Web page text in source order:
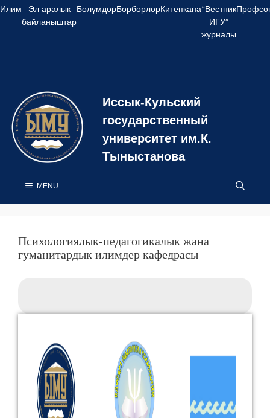
Skip
Илим
Эл аралык
байланыштар
БөлүмдөрБорборлорКитепкана“Вестник
ИГУ”
журналы
Иссык-Кульский
государственный
университет им.К.
Тыныстанова
MENU
Психологиялык-педагогикалык жана
гуманитардык илимдер кафедрасы